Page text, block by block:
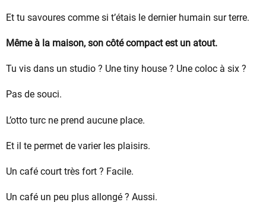
Et tu savoures comme si t’étais le dernier humain sur terre.
Même à la maison, son côté compact est un atout.
Tu vis dans un studio ? Une tiny house ? Une coloc à six ?
Pas de souci.
L’otto turc ne prend aucune place.
Et il te permet de varier les plaisirs.
Un café court très fort ? Facile.
Un café un peu plus allongé ? Aussi.